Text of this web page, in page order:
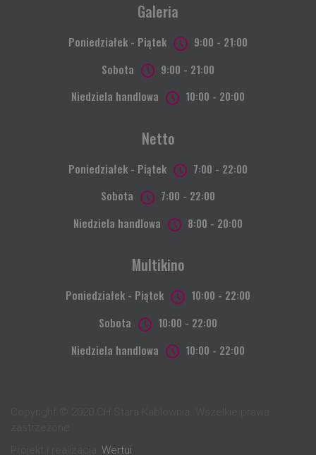
Galeria
Poniedziałek - Piątek
9:00 - 21:00
Sobota
9:00 - 21:00
Niedziela handlowa
10:00 - 20:00
Netto
Poniedziałek - Piątek
7:00 - 22:00
Sobota
7:00 - 22:00
Niedziela handlowa
8:00 - 20:00
Multikino
Poniedziałek - Piątek
10:00 - 22:00
Sobota
10:00 - 22:00
Niedziela handlowa
10:00 - 22:00
Wertui